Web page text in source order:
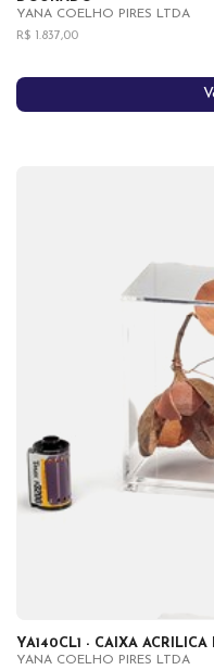
YANA COELHO PIRES LTDA
R$ 1.837,00
YA140CL1 - CAIXA
YANA COELHO PIRES LTDA